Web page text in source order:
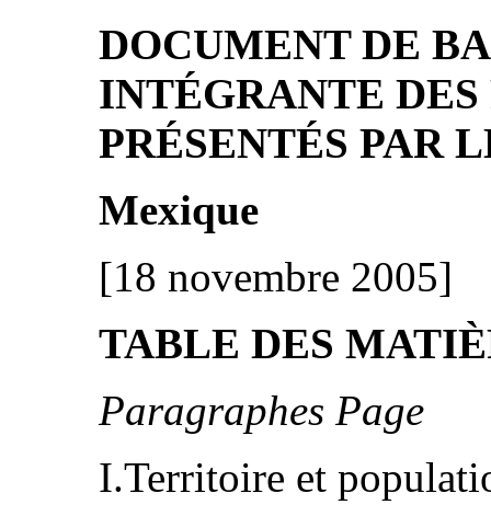
DOCUMENT DE
INTÉGRANTE DES
PRÉSENTÉS PAR
Mexique
[18 novembre 2005]
TABLE DES
Paragraphes Page
I.Territoire et